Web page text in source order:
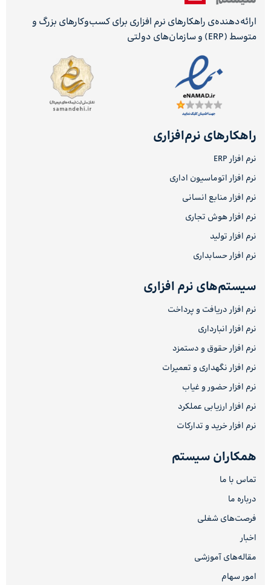
ارائه‌دهنده‌ی راهکارهای نرم افزاری برای کسب‌وکارهای بزرگ و
متوسط (ERP) و سازمان‌های دولتی
راهکارهای نرم‌افزاری
نرم افزار ERP
نرم افزار اتوماسیون اداری
نرم افزار منابع انسانی
نرم افزار هوش تجاری
نرم افزار تولید
نرم افزار حسابداری
سیستم‌های نرم افزاری
نرم افزار دریافت و پرداخت
نرم افزار انبارداری
نرم افزار حقوق و دستمزد
نرم افزار نگهداری و تعمیرات
نرم افزار حضور و غیاب
نرم افزار ارزیابی عملکرد
نرم افزار خرید و تدارکات
همکاران سیستم
تماس با ما
درباره ما
فرصت‌های شغلی
اخبار
مقاله‌های آموزشی
امور سهام